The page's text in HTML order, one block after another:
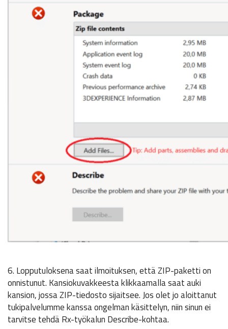
6. Lopputuloksena saat ilmoituksen, että ZIP-paketti on
onnistunut. Kansiokuvakkeesta klikkaamalla saat auki
kansion, jossa ZIP-tiedosto sijaitsee. Jos olet jo aloittanut
tukipalvelumme kanssa ongelman käsittelyn, niin sinun ei
tarvitse tehdä Rx-työkalun Describe-kohtaa.